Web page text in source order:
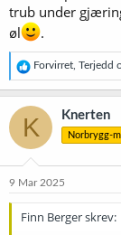
trub under
øl
.
R
e
a
k
s
j
o
e
Forvirret Terjedd
K Knerten
Norbrygg-
9 Mar 2025
Finn Berger skrev: